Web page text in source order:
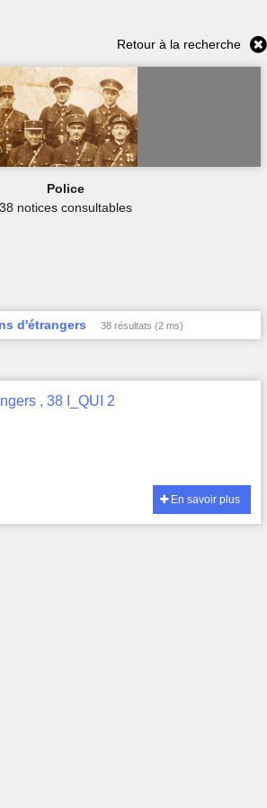
Retour à la recherche
Police
38 notices consultables
d'étrangers 38 résultats (2 ms)
, 38 I_QUI 2
En savoir plus